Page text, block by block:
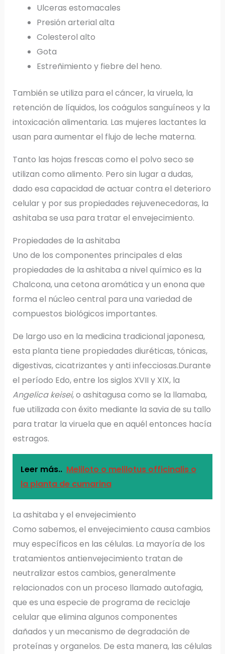
Ulceras estomacales
Presión arterial alta
Colesterol alto
Gota
Estreñimiento y fiebre del heno.
También se utiliza para el cáncer, la viruela, la
retención de líquidos, los coágulos sanguíneos y la
intoxicación alimentaria. Las mujeres lactantes la
usan para aumentar el flujo de leche materna.
Tanto las hojas frescas como el polvo seco se
utilizan como alimento. Pero sin lugar a dudas,
dado esa capacidad de actuar contra el deterioro
celular y por sus propiedades rejuvenecedoras, la
ashitaba se usa para tratar el envejecimiento.
Propiedades de la ashitaba
Uno de los componentes principales d elas
propiedades de la ashitaba a nivel químico es la
Chalcona, una cetona aromática y un enona que
forma el núcleo central para una variedad de
compuestos biológicos importantes.
De largo uso en la medicina tradicional japonesa,
esta planta tiene propiedades diuréticas, tónicas,
digestivas, cicatrizantes y anti infecciosas.Durante
el período Edo, entre los siglos XVII y XIX, la
Angelica keisei, o ashitagusa como se la llamaba,
fue utilizada con éxito mediante la savia de su tallo
para tratar la viruela que en aquél entonces hacía
estragos.
Leer más.. Meliloto o melilotus officinalis o
la planta de cumarina
La ashitaba y el envejecimiento
Como sabemos, el envejecimiento causa cambios
muy específicos en las células. La mayoría de los
tratamientos antienvejecimiento tratan de
neutralizar estos cambios, generalmente
relacionados con un proceso llamado autofagia,
que es una especie de programa de reciclaje
celular que elimina algunos componentes
dañados y un mecanismo de degradación de
proteínas y organelos. De esta manera, las células